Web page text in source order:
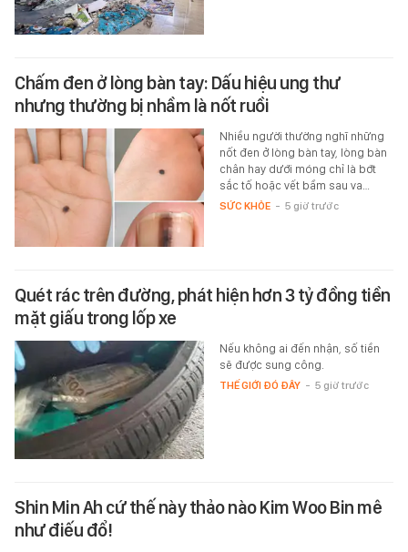
Chấm đen ở lòng bàn tay: Dấu hiệu ung thư
nhưng thường bị nhầm là nốt ruồi
Nhiều người thường nghĩ những
nốt đen ở lòng bàn tay, lòng bàn
chân hay dưới móng chỉ là bớt
sắc tố hoặc vết bầm sau va…
SỨC KHỎE - 5 giờ trước
Quét rác trên đường, phát hiện hơn 3 tỷ đồng tiền
mặt giấu trong lốp xe
Nếu không ai đến nhận, số tiền
sẽ được sung công.
THẾ GIỚI ĐÓ ĐÂY - 5 giờ trước
Shin Min Ah cứ thế này thảo nào Kim Woo Bin mê
như điếu đổ!